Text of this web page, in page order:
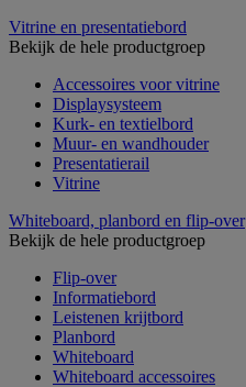
Vitrine en presentatiebord
Bekijk de hele productgroep
Accessoires voor vitrine
Displaysysteem
Kurk- en textielbord
Muur- en wandhouder
Presentatierail
Vitrine
Whiteboard, planbord en flip-over
Bekijk de hele productgroep
Flip-over
Informatiebord
Leistenen krijtbord
Planbord
Whiteboard
Whiteboard accessoires